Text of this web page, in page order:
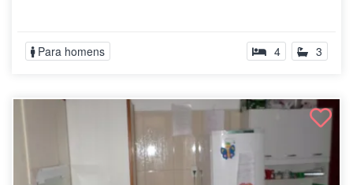
Para homens 4 3